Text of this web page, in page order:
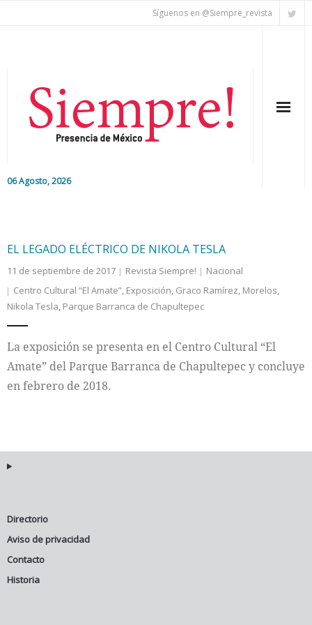
Síguenos en @Siempre_revista
06 Agosto, 2026
Nacional
Colaboradores
Internacional
EL LEGADO ELÉCTRICO DE NIKOLA TESLA
11 de septiembre de 2017 Revista Siempre!
Nacional
Centro Cultural “El Amate”, Exposición, Graco Ramírez, Morelos,
Nikola Tesla, Parque Barranca de Chapultepec
La exposición se presenta en el Centro Cultural “El
Amate” del Parque Barranca de Chapultepec y concluye
en febrero de 2018.
Directorio
Aviso de privacidad
Contacto
Historia